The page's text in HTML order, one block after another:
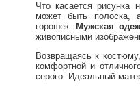
Что касается рисунка
может быть полоска,
горошек. Мужская
живописными
Возвращаясь к
комфортной и
серого. Идеальный